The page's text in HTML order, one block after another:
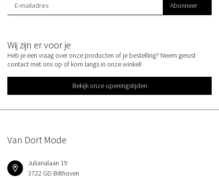
Wij zijn er voor je
Heb je een vraag over onze producten of je bestelling? Neem gerust
contact met ons op of kom langs in onze winkel!
Bekijk onze openingstijden
Abonneer
Van Dort Mode
Julianalaan 19
3722 GD Bilthoven